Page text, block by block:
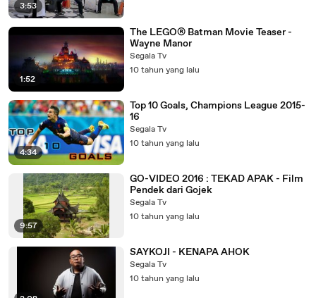
3:53
1:52
The LEGO® Batman Movie Teaser -
Wayne Manor
Segala Tv
10 tahun yang lalu
4:34
Top 10 Goals, Champions League 2015-
16
Segala Tv
10 tahun yang lalu
9:57
GO-VIDEO 2016 : TEKAD APAK - Film
Pendek dari Gojek
Segala Tv
10 tahun yang lalu
SAYKOJI - KENAPA AHOK
Segala Tv
10 tahun yang lalu